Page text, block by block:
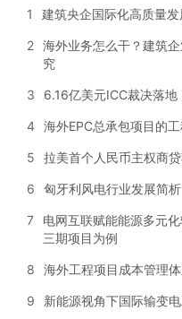
1 建筑央企国际化高质量
2 海外业务怎么干？建筑
究
3 6.16亿美元ICC裁决落
4 海外EPC总承包项目的
5 拉美首个人民币主权商
6 匈牙利风电行业发展简析
7
电网互联赋能能源多元
三期项目为例
8 海外工程项目成本管理
9 新能源视角下国际输变